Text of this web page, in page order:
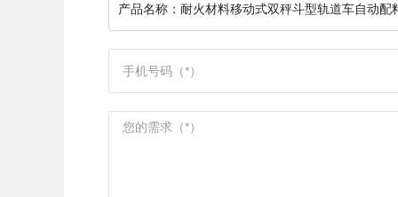
产品名称： 耐火材料移动式双秤斗型轨道车自动配